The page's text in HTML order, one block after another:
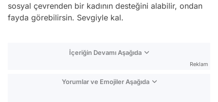
sosyal çevrenden bir kadının desteğini alabilir, ondan
fayda görebilirsin. Sevgiyle kal.
İçeriğin Devamı Aşağıda
Reklam
Yorumlar ve Emojiler Aşağıda